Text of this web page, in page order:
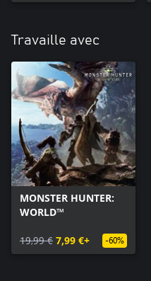
Travaille avec
MONSTER HUNTER:
WORLD™
19,99 € 7,99 €+ -60%